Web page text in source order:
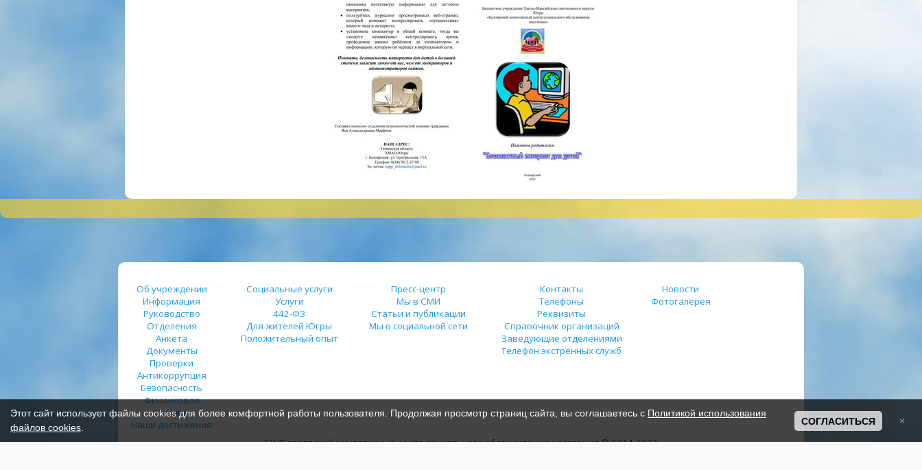
Об учреждении
Информация
Руководство
Отделения
Анкета
Документы
Проверки
Антикоррупция
Безопасность
Финансовая
Отзывы
Наши достижения
Социальные услуги
Услуги
442-ФЗ
Для жителей Югры
Положительный опыт
Пресс-центр
Мы в СМИ
Статьи и публикации
Мы в социальной сети
Контакты
Телефоны
Реквизиты
Справочник организаций
Заведующие отделениями
Телефон экстренных служб
Новости
Фотогалерея
БУ "Белоярский комплексный центр социального обслуживания населения© 2014-2022
Этот сайт использует файлы cookies для более комфортной работы пользователя. Продолжая просмотр страниц сайта, вы соглашаетесь с Политикой использования
файлов cookies
СОГЛАСИТЬСЯ